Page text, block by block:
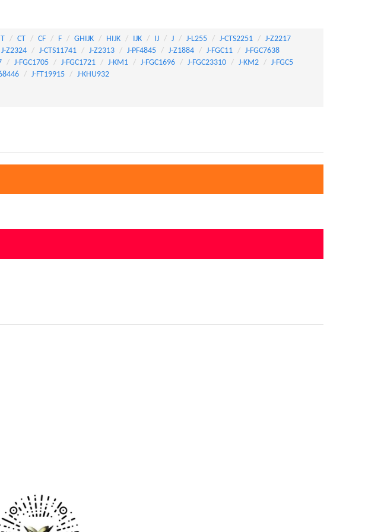
CT CF F GHIJK HIJK IJK IJ J J-L255 J-CTS2251
J-Z2217
J-Z2324 J-CTS11741 J-Z2313 J-PF4845 J-Z1884 J-FGC11
J-FGC7638
J-FGC1705 J-FGC1721 J-KM1 J-FGC1696 J-FGC23310 J-KM2
J-FGC5
J-FT19915 J-KHU932